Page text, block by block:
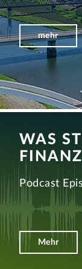
mehr
WAS
Podcast
Mehr